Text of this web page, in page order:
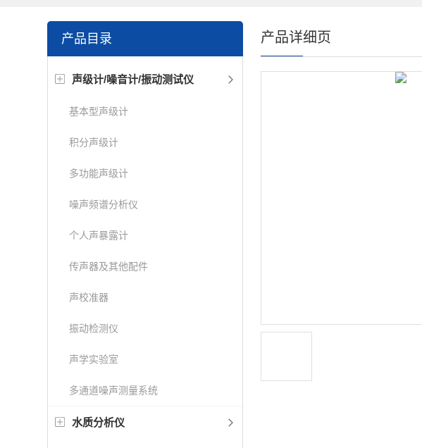
产品目录
声级计/噪音计/振动测试仪
基本型声级计
积分声级计
多功能声级计
噪声频谱分析仪
个人声暴露计
传声器及其他配件
声校准器
振动检测仪
声学实验室
多通道噪声测量系统
水质分析仪
产品详细页